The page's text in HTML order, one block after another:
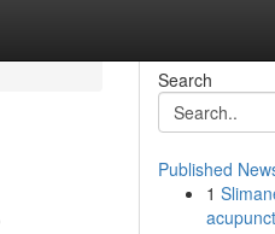
Search
Published
1